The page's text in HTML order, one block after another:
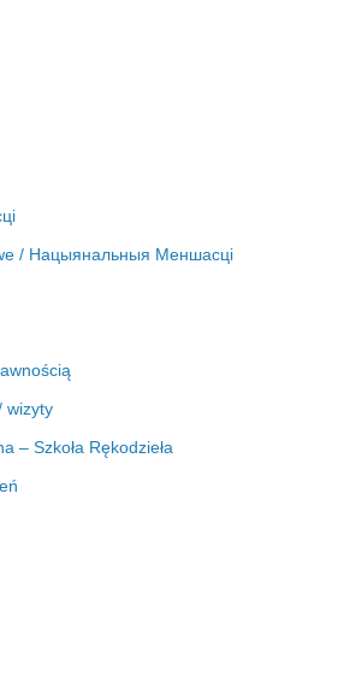
/ Нацыянальныя Меншасці
wizyty
– Szkoła Rękodzieła